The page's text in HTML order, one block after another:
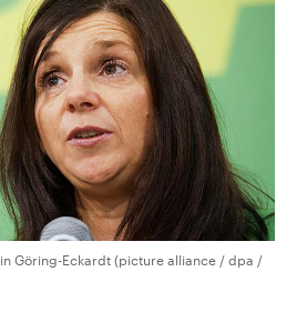
Göring-Eckardt (picture alliance / dpa /